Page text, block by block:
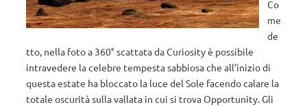
Co
me
de
tto, nella foto a 360° scattata da Curiosity è possibile
intravedere la celebre tempesta sabbiosa che all’inizio di
questa estate ha bloccato la luce del Sole facendo calare la
totale oscurità sulla vallata in cui si trova Opportunity. Gli